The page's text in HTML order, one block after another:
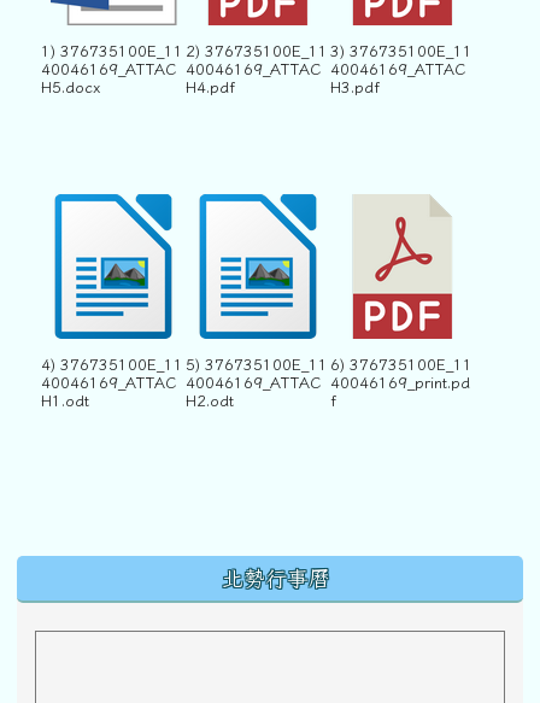
1) 376735100E_11
40046169_ATTAC
H5.docx
2) 376735100E_11
40046169_ATTAC
H4.pdf
3) 376735100E_11
40046169_ATTAC
H3.pdf
4) 376735100E_11
40046169_ATTAC
H1.odt
5) 376735100E_11
40046169_ATTAC
H2.odt
6) 376735100E_11
40046169_print.pd
f
北勢行事曆